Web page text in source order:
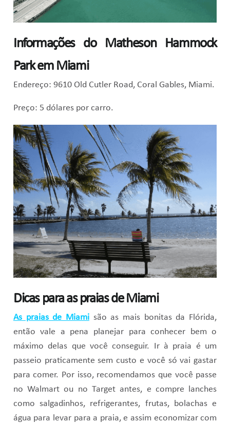
Informações do Matheson Hammock
Park em Miami
Endereço: 9610 Old Cutler Road, Coral Gables, Miami.
Preço: 5 dólares por carro.
Dicas para as praias de Miami
As praias de Miamisão as mais bonitas da Flórida,
então vale a pena planejar para conhecer bem o
máximo delas que você conseguir. Ir à praia é um
passeio praticamente sem custo e você só vai gastar
para comer. Por isso, recomendamos que você passe
no Walmart ou no Target antes, e compre lanches
como salgadinhos, refrigerantes, frutas, bolachas e
água para levar para a praia, e assim economizar com